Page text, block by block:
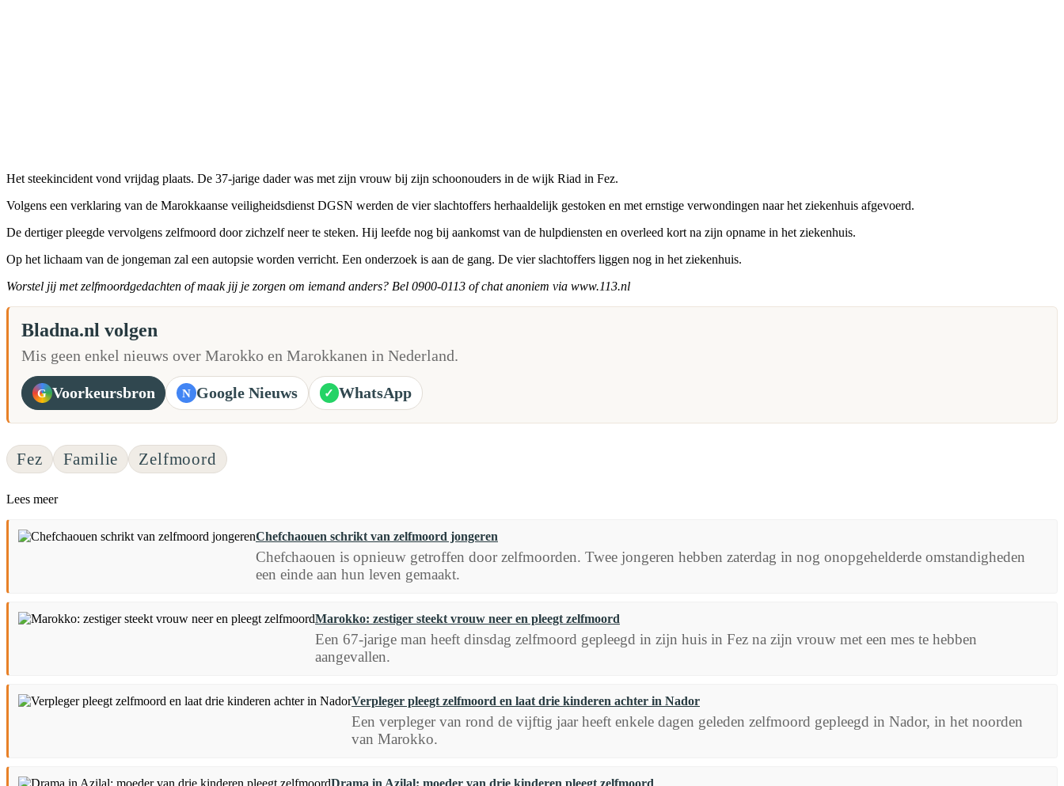
Het steekincident vond vrijdag plaats. De 37-jarige dader was met zijn vrouw bij zijn schoonouders in de wijk Riad in Fez.
Volgens een verklaring van de Marokkaanse veiligheidsdienst DGSN werden de vier slachtoffers herhaaldelijk gestoken en met ernstige verwondingen naar het ziekenhuis afgevoerd.
De dertiger pleegde vervolgens zelfmoord door zichzelf neer te steken. Hij leefde nog bij aankomst van de hulpdiensten en overleed kort na zijn opname in het ziekenhuis.
Op het lichaam van de jongeman zal een autopsie worden verricht. Een onderzoek is aan de gang. De vier slachtoffers liggen nog in het ziekenhuis.
Worstel jij met zelfmoordgedachten of maak jij je zorgen om iemand anders? Bel 0900-0113 of chat anoniem via www.113.nl
Bladna.nl volgen
Mis geen enkel nieuws over Marokko en Marokkanen in Nederland.
G Voorkeursbron N Google Nieuws ✓ WhatsApp
Fez Familie Zelfmoord
Lees meer
Chefchaouen schrikt van zelfmoord jongeren
Chefchaouen is opnieuw getroffen door zelfmoorden. Twee jongeren hebben zaterdag in nog onopgehelderde omstandigheden
een einde aan hun leven gemaakt.
Marokko: zestiger steekt vrouw neer en pleegt zelfmoord
Een 67-jarige man heeft dinsdag zelfmoord gepleegd in zijn huis in Fez na zijn vrouw met een mes te hebben
aangevallen.
Verpleger pleegt zelfmoord en laat drie kinderen achter in Nador
Een verpleger van rond de vijftig jaar heeft enkele dagen geleden zelfmoord gepleegd in Nador, in het noorden
van Marokko.
Drama in Azilal: moeder van drie kinderen pleegt zelfmoord